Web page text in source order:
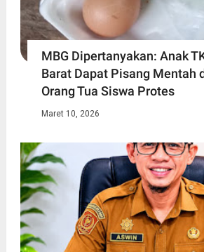
MBG Dipertanyakan: Anak
Barat Dapat Pisang Mentah
Orang Tua Siswa Protes
Maret 10, 2026